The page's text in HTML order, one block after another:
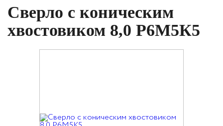
Сверло с коническим
хвостовиком 8,0 Р6М5К5